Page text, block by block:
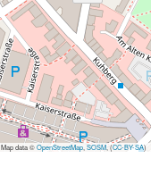
Map data ©OpenStreetMap ,SOSM, (CC-BY-SA)